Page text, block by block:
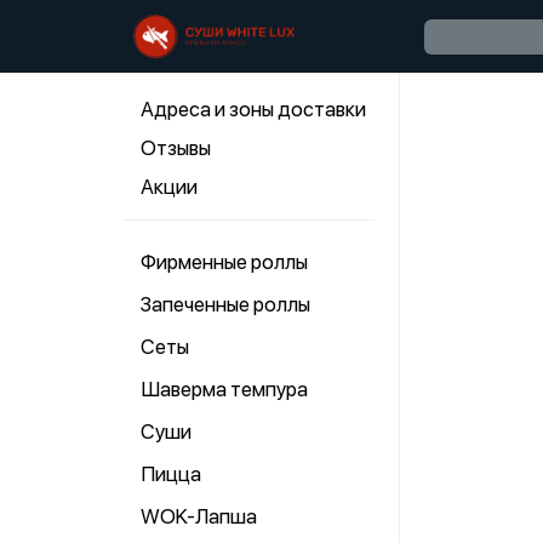
Адреса и зоны доставки
Отзывы
Акции
Фирменные роллы
Запеченные роллы
Сеты
Шаверма темпура
Суши
Пицца
WOK-Лапша